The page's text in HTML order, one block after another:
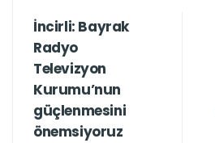
İncirli: Bayrak
Radyo
Televizyon
Kurumu’nun
güçlenmesini
önemsiyoruz